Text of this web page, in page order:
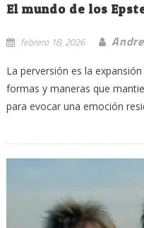
El mundo de los
febrero 18, 2026
La perversión es la
formas y maneras que
para evocar una emoción